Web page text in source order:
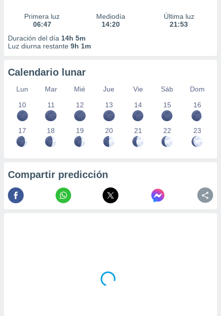
Primera luz
06:47
Mediodía
14:20
Última luz
21:53
Duración del día 14h 5m
Luz diurna restante 9h 1m
Calendario lunar
Lun Mar Mié Jue Vie Sáb
Dom
10
11 12 13 14 15 16
17 18 19 20 21 22 23
Compartir predicción